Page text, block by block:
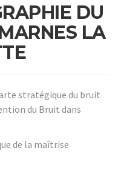
DU
LA
stratégique du bruit
du Bruit dans
de la maîtrise